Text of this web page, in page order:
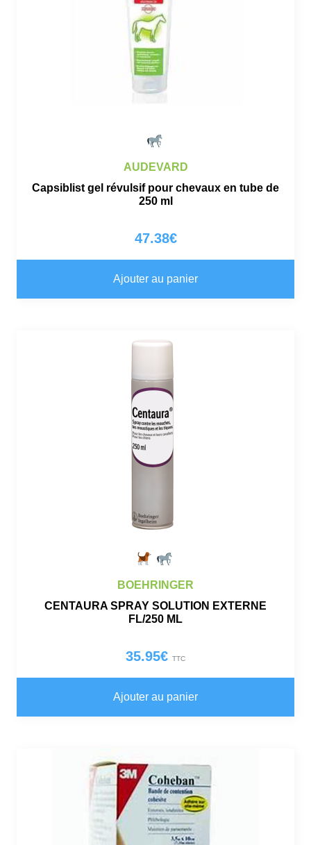
AUDEVARD
Capsiblist gel révulsif pour chevaux en tube de
250 ml
47.38€
Ajouter au panier
BOEHRINGER
CENTAURA SPRAY SOLUTION EXTERNE
FL/250 ML
35.95€ TTC
Ajouter au panier